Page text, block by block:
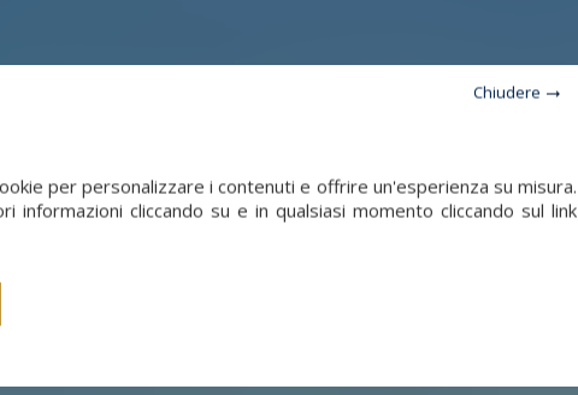
per personalizzare i contenuti e offrire un'esperienza su misura.
cliccando su e in qualsiasi momento cliccando sul link
Chiudere